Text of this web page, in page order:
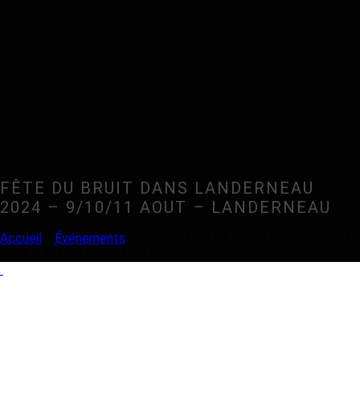
FÊTE DU BRUIT DANS LANDERNEAU
2024 – 9/10/11 AOUT – LANDERNEAU
Accueil Événements